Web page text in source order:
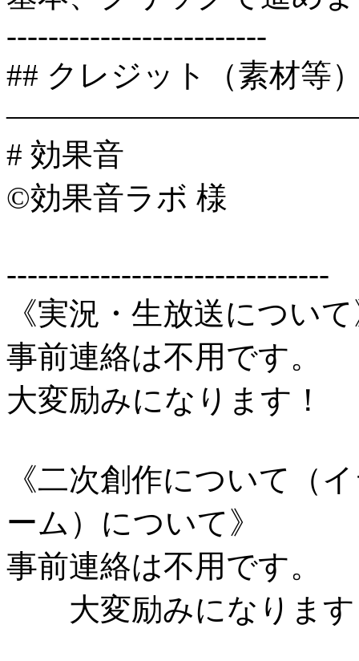
-------------------------
## クレジット（素材等
# 効果音
©︎効果音ラボ 様
-------------------------------
《実況・生放送につい
事前連絡は不用です。
大変励みになります！
《二次創作について（
ーム）について》
事前連絡は不用です。
大変励みになります